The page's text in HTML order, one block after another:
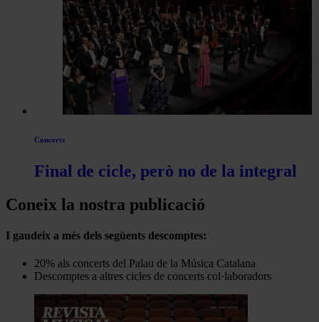
Concerts
Final de cicle, però no de la integral
Coneix la nostra publicació
I gaudeix a més dels següents descomptes:
20% als concerts del Palau de la Música Catalana
Descomptes a altres cicles de concerts col·laboradors